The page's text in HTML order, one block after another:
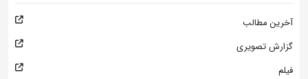
آخرین مطالب
گزارش تصویری
فیلم